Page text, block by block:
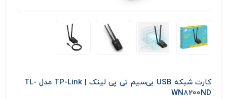
کارت شبکه USB بی‌سیم تی پی لينک | TP-Link مدل TL-
WN8200ND